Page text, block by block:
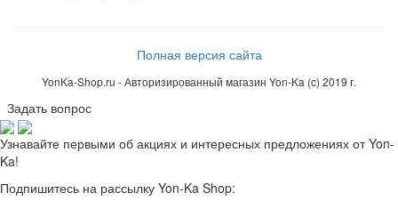
Полная версия сайта
YonKa-Shop.ru - Авторизированный магазин Yon-Ka (c) 2019 г.
Задать вопрос
Узнавайте первыми об акциях и интересных предложениях от Yon-
Ka!
Подпишитесь на рассылку Yon-Ka Shop: